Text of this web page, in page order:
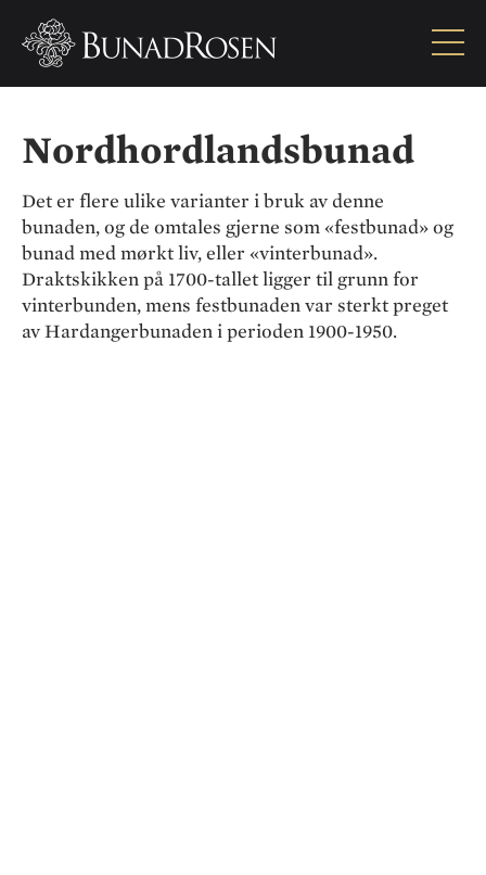
Nordhordlandsbunad
Det er flere ulike varianter i bruk av denne
bunaden, og de omtales gjerne som «festbunad» og
bunad med mørkt liv, eller «vinterbunad».
Draktskikken på 1700-tallet ligger til grunn for
vinterbunden, mens festbunaden var sterkt preget
av Hardangerbunaden i perioden 1900-1950.